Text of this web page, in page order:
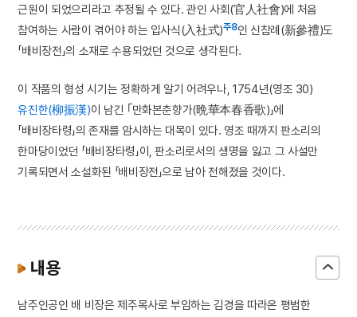
근원이 되었으리라고 추정될 수 있다. 관인 사회(官人社會)에 처음
참여하는 사람이 겪어야 하는 입사식(入社式)주8인 신참례(新參禮)도
「배비장전」의 소재로 수용되었던 것으로 생각된다.
이 작품의 형성 시기는 정확하게 알기 어려우나, 1754년(영조 30)
유진한(柳振漢)이 남긴 ｢만화본춘향가(晩華本春香歌)」에
「배비장타령」의 존재를 암시하는 대목이 있다. 영조 때까지 판소리의
한마당이었던 「배비장타령」이, 판소리로서의 생명을 잃고 그 사설만
기록되면서 소설화된 「배비장전」으로 남아 전해졌을 것이다.
내용
남주인공인 배 비장은 제주목사로 부임하는 김경을 따라온 평범한